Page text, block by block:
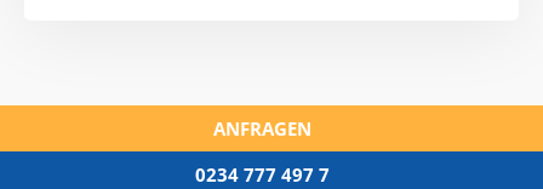
ANFRAGEN
0234 777 497 7